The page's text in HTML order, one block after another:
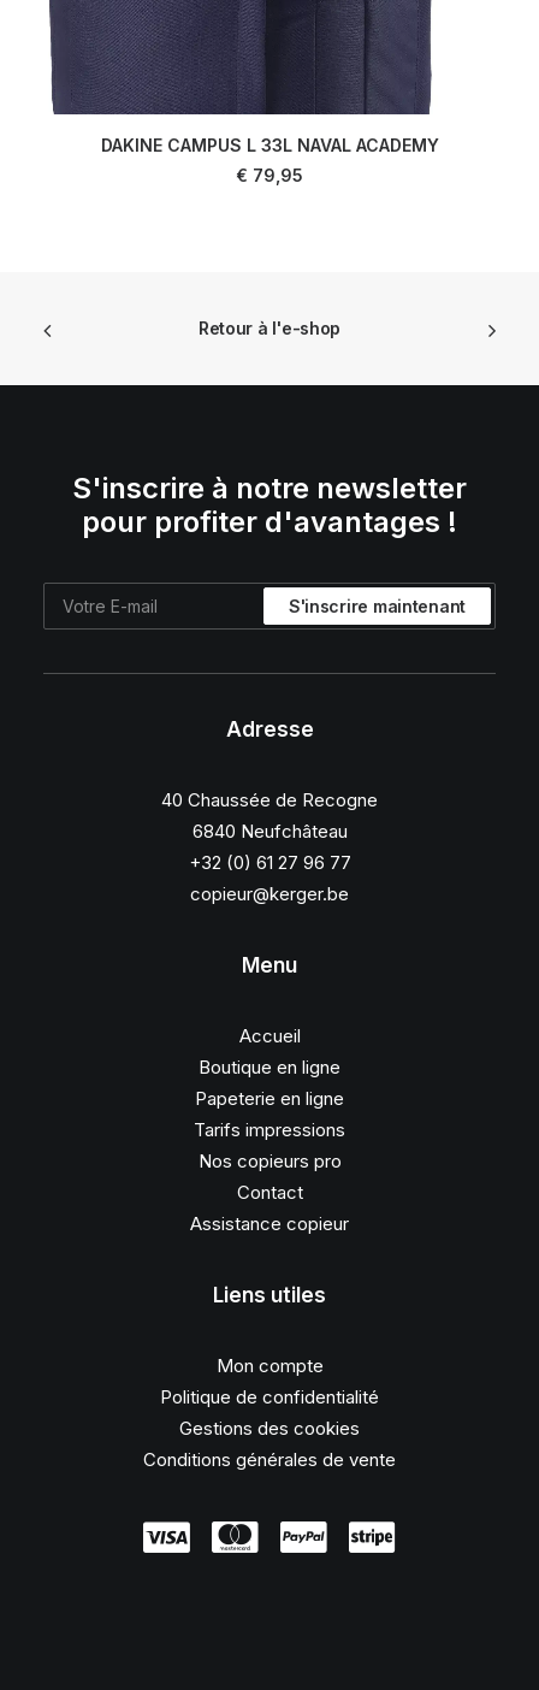
DAKINE CAMPUS L 33L NAVAL ACADEMY
€ 79,95
Retour à l'e-shop
S'inscrire à notre newsletter
pour profiter d'avantages !
Adresse
40 Chaussée de Recogne
6840 Neufchâteau
+32 (0) 61 27 96 77
copieur@kerger.be
Menu
Accueil
Boutique en ligne
Papeterie en ligne
Tarifs impressions
Nos copieurs pro
Contact
Assistance copieur
Liens utiles
Mon compte
Politique de confidentialité
Gestions des cookies
Conditions générales de vente